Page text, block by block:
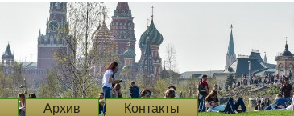
Архив Контакты